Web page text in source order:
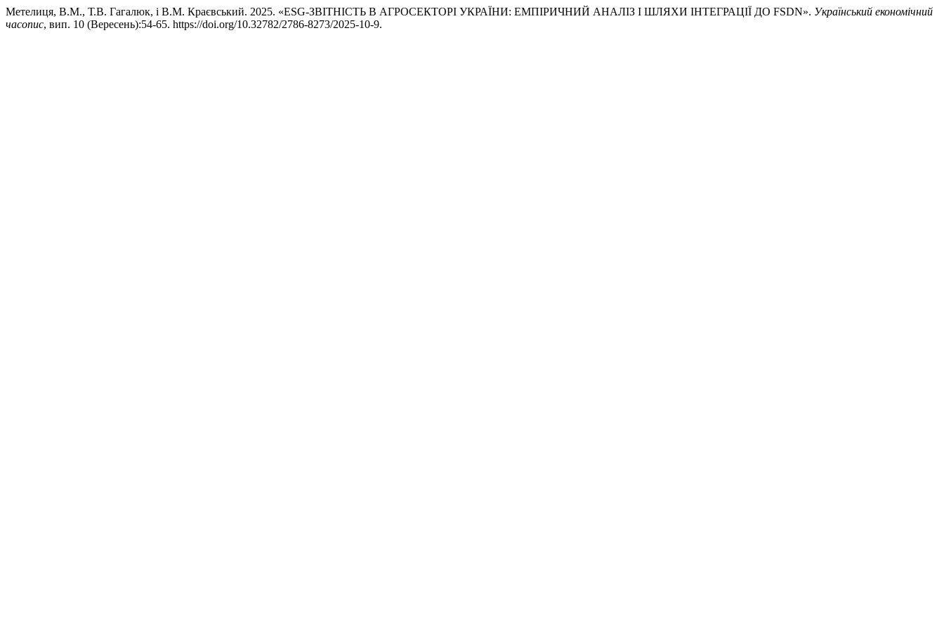
Метелиця, В.М., Т.В. Гагалюк, і В.М. Краєвський. 2025. «ESG-ЗВІТНІСТЬ В АГРОСЕКТОРІ УКРАЇНИ: ЕМПІРИЧНИЙ АНАЛІЗ І ШЛЯХИ ІНТЕГРАЦІЇ ДО FSDN». Український економічний
часопис, вип. 10 (Вересень):54-65. https://doi.org/10.32782/2786-8273/2025-10-9.